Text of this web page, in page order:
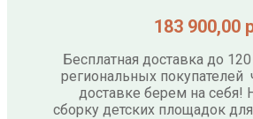
183 900,00
Бесплатная доставка до
региональных покупателей
доставке берем на себя!
сборку детских площадок